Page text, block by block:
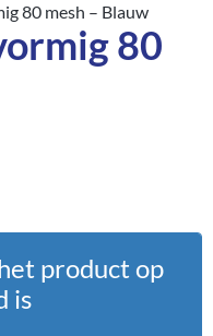
80 mesh – Blauw
80
product op
is